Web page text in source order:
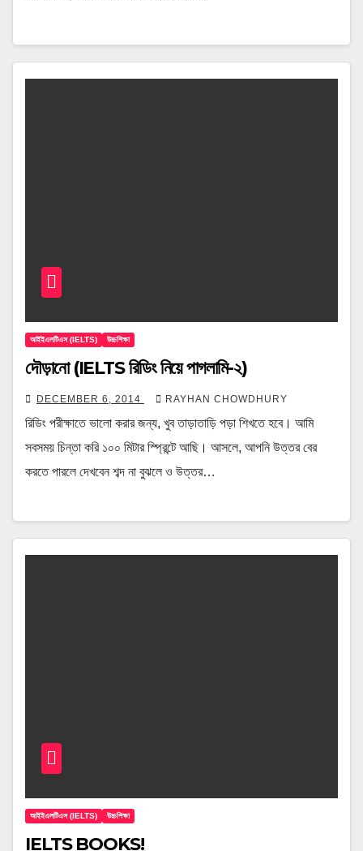
আইইএলটিএস (IELTS) উচ্চশিক্ষা
দৌড়ানো (IELTS রিডিং নিয়ে পাগলামি-২)
DECEMBER 6, 2014 RAYHAN CHOWDHURY
রিডিং পরীক্ষাতে ভালো করার জন্য, খুব তাড়াতাড়ি পড়া শিখতে হবে। আমি
সবসময় চিন্তা করি ১০০ মিটার স্প্রিন্টে আছি। আসলে, আপনি উত্তর বের
করতে পারলে দেখবেন শব্দ না বুঝলে ও উত্তর…
আইইএলটিএস (IELTS) উচ্চশিক্ষা
IELTS BOOKS!